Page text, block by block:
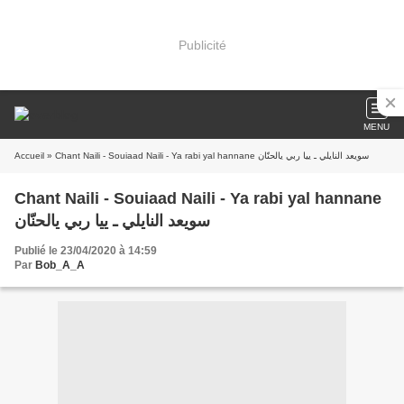
Publicité
MENU
Accueil » Chant Naili - Souiaad Naili - Ya rabi yal hannane سويعد النايلي ـ ييا ربي يالحنّان
Chant Naili - Souiaad Naili - Ya rabi yal hannane
سويعد النايلي ـ ييا ربي يالحنّان
Publié le 23/04/2020 à 14:59
Par Bob_A_A